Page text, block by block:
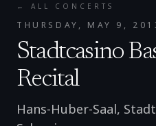
← ALL CONCERTS
THURSDAY, MAY 9,
Stadtcasino
Recital
Hans-Huber-Saal,